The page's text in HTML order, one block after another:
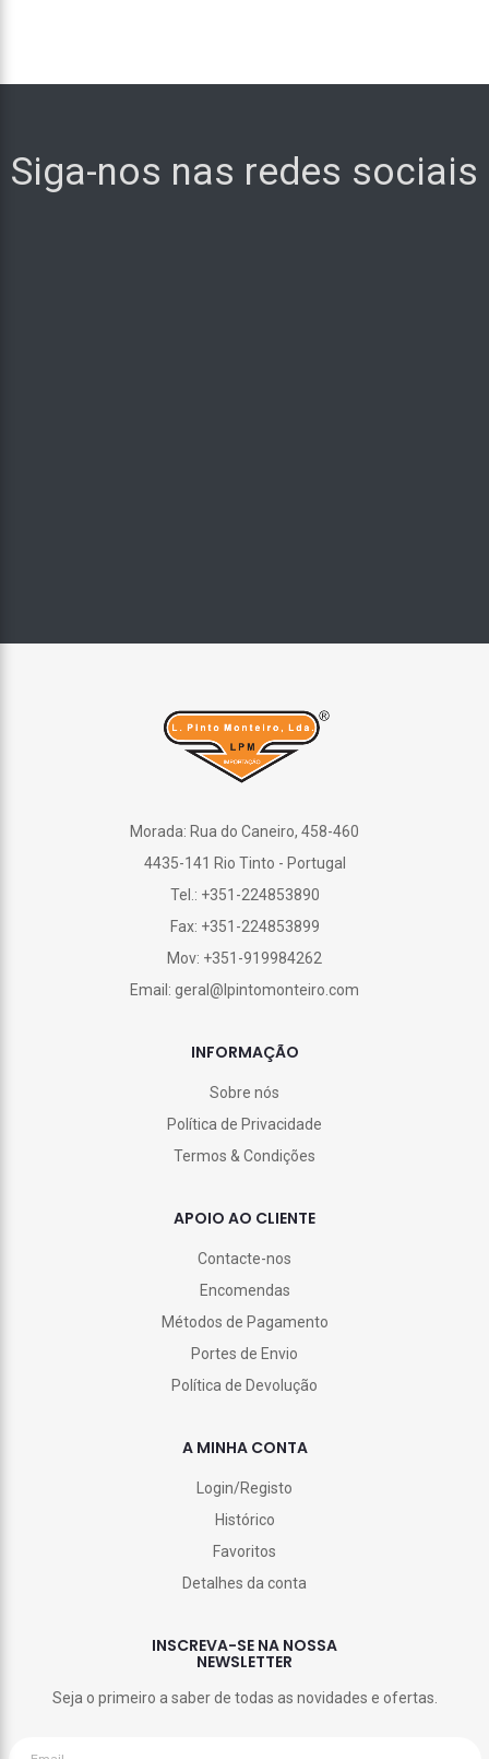
Siga-nos nas redes sociais
Morada: Rua do Caneiro, 458-460
4435-141 Rio Tinto - Portugal
Tel.: +351-224853890
Fax: +351-224853899
Mov: +351-919984262
Email: geral@lpintomonteiro.com
INFORMAÇÃO
Sobre nós
Política de Privacidade
Termos & Condições
APOIO AO CLIENTE
Contacte-nos
Encomendas
Métodos de Pagamento
Portes de Envio
Política de Devolução
A MINHA CONTA
Login/Registo
Histórico
Favoritos
Detalhes da conta
INSCREVA-SE NA NOSSA
NEWSLETTER
Seja o primeiro a saber de todas as novidades e ofertas.